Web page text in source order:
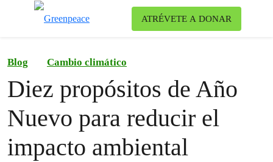
ATRÉVETE A DONAR
Blog Cambio climático
Diez propósitos de Año
Nuevo para reducir el
impacto ambiental